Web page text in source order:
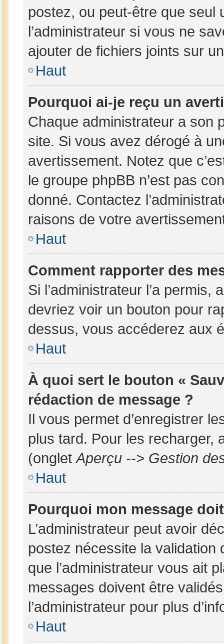
postez, ou peut-être que seul
l’administrateur si vous ne
ajouter de fichiers joints sur
Haut
Pourquoi ai-je reçu un
Chaque administrateur a son
site. Si vous avez dérogé à
avertissement. Notez que
le groupe phpBB n’est pas
donné. Contactez
raisons de votre
Haut
Comment rapporter des
Si l’administrateur l’a
devriez voir un bouton pour
dessus, vous accéderez aux
Haut
À quoi sert le bouton «
rédaction de message ?
Il vous permet d’enregistrer
plus tard. Pour les recharger,
(ongletAperçu --> Gestion
Haut
Pourquoi mon message
L’administrateur peut avoir
postez nécessite la
que l’administrateur vous ait
messages doivent être
l’administrateur pour plus
Haut